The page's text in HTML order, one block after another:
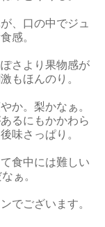
、口の中でジュ
感。
さより果物感が
もほんのり。
か。梨かなぁ。
るにもかかわら
味さっぱり。
食中には難しい
ぁ。
でございます。